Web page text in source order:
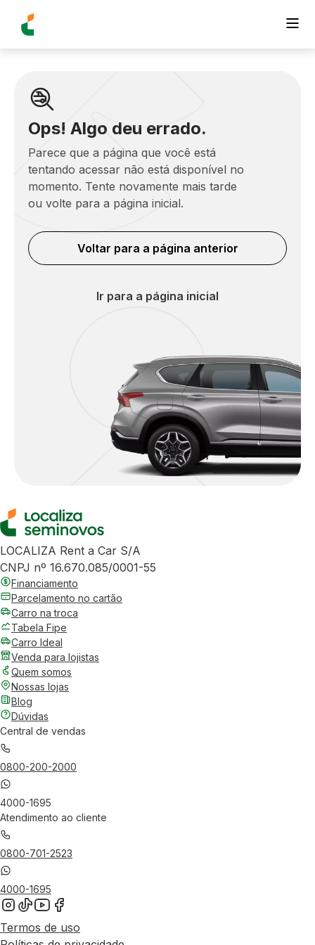
Ops! Algo deu errado.
Parece que a página que você está
tentando acessar não está disponível no
momento. Tente novamente mais tarde
ou volte para a página inicial.
Voltar para a página anterior
Ir para a página inicial
LOCALIZA Rent a Car S/A
CNPJ nº 16.670.085/0001-55
Financiamento
Parcelamento no cartão
Carro na troca
Tabela Fipe
Carro Ideal
Venda para lojistas
Quem somos
Nossas lojas
Blog
Dúvidas
Central de vendas
0800-200-2000
4000-1695
Atendimento ao cliente
0800-701-2523
4000-1695
Termos de uso